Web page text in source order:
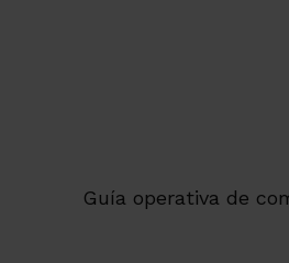
Guía operativa de